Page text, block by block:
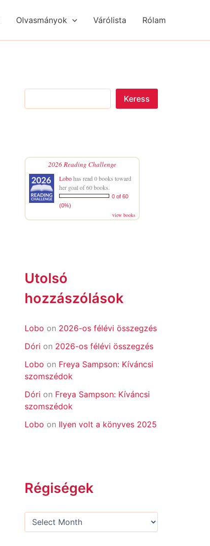
Olvasmányok Várólista Rólam
a
Keress
2026 Reading Challenge
Lobohas read 0 books toward
her goal of 60 books.
0 of 60
(0%)
view books
Utolsó
hozzászólások
Lobo on 2026-os félévi összegzés
Dóri on 2026-os félévi összegzés
Lobo on Freya Sampson: Kíváncsi
szomszédok
Dóri on Freya Sampson: Kíváncsi
szomszédok
Lobo on Ilyen volt a könyves 2025
Régiségek
g
g